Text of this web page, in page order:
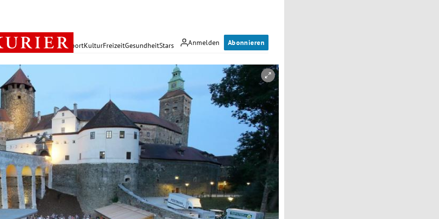
Anmelden Abonnieren
PolitikWirtschaft SportKulturFreizeitGesundheitStars